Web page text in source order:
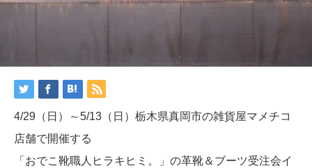
4/29（日）～5/13（日）栃木県真岡市の雑貨屋マメチコ
店舗で開催する
「おでこ靴職人ヒラキヒミ。」の革靴＆ブーツ受注会イ